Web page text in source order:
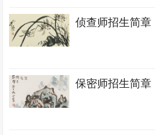
侦查师招生简章
保密师招生简章